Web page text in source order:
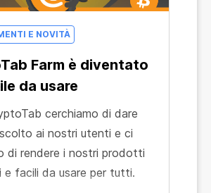
E NOVITÀ
Farm è diventato
da usare
cerchiamo di dare
ai nostri utenti e ci
di rendere i nostri prodotti
e facili da usare per tutti.